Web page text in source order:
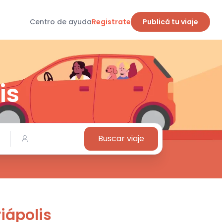
Centro de ayudaRegistrate Publicá tu viaje
Buscar viaje